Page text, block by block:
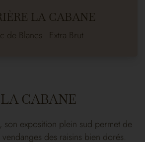
LA CABANE
de Blancs - Extra Brut
CABANE
son exposition plein sud permet de
des raisins bien dorés.